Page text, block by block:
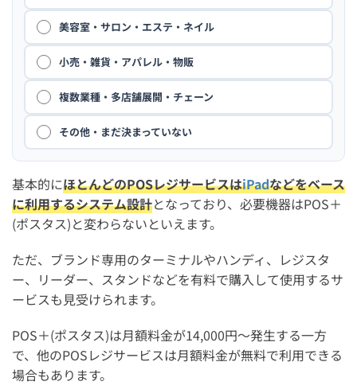
美容室・サロン・エステ・ネイル
小売・雑貨・アパレル・物販
複数業種・多店舗展開・チェーン
その他・まだ決まっていない
基本的にほとんどのPOSレジサービスはiPadなどをベース
に利用するシステム設計となっており、必要機器はPOS＋
(ポスタス)と変わらないといえます。
ただ、ブランド専用のターミナルやハンディ、レジスタ
ー、リーダー、スタンドなどを有料で購入して使用するサ
ービスも見受けられます。
POS＋(ポスタス)は月額料金が14,000円～発生する一方
で、他のPOSレジサービスは月額料金が無料で利用できる
場合もあります。